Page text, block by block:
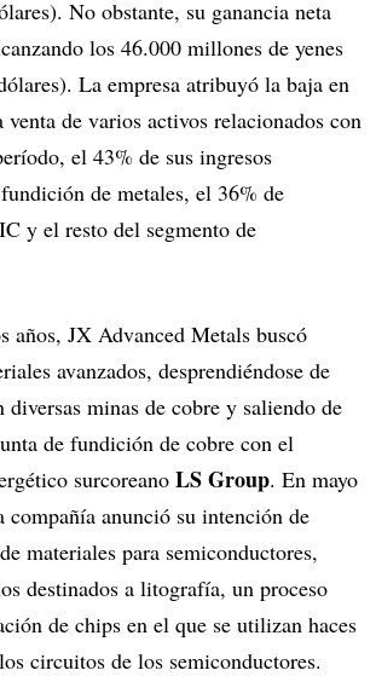
No obstante, su ganancia neta
los 46.000 millones de yenes
La empresa atribuyó la baja en
de varios activos relacionados con
el 43% de sus ingresos
de metales, el 36% de
y el resto del segmento de
años, JX Advanced Metals buscó
avanzados, desprendiéndose de
diversas minas de cobre y saliendo de
de fundición de cobre con el
surcoreano LS Group. En mayo
compañía anunció su intención de
materiales para semiconductores,
destinados a litografía, un proceso
de chips en el que se utilizan haces
circuitos de los semiconductores.